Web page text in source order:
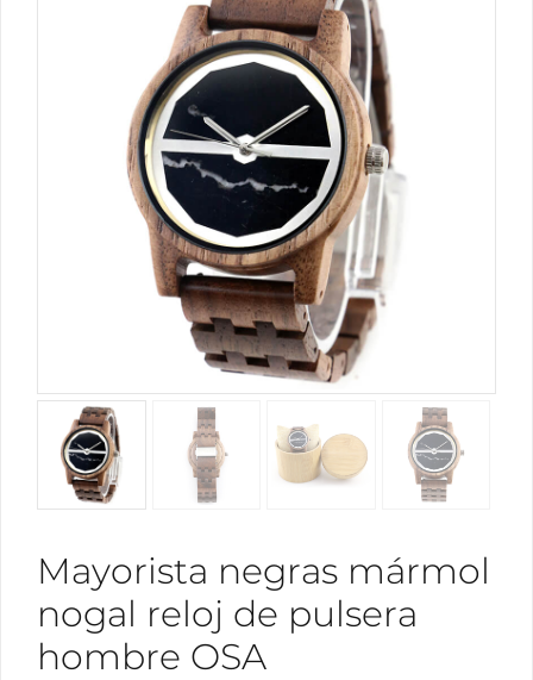
Mayorista negras mármol
nogal reloj de pulsera
hombre OSA